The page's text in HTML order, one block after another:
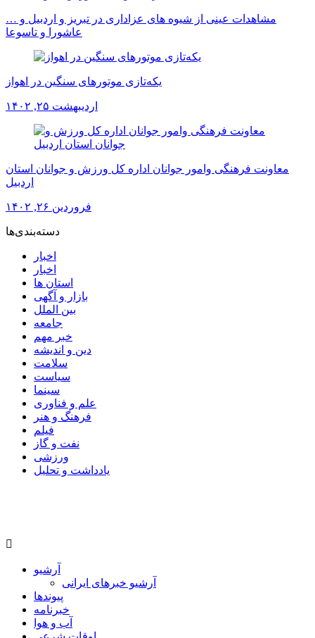
مشاهدات عینی از شیوه های عزاداری در تبریز و اردبیل و …
عاشورا و تاسوعا
یکه‌تازی موتورهای سنگین در اهواز
اردیبهشت ۲۵, ۱۴۰۲
معاونت فرهنگی وامور جوانان اداره کل ورزش و جوانان استان
اردبیل
فروردین ۲۶, ۱۴۰۲
دسته‌بندی‌ها
اخبار
اخبار
استان ها
بازار و آگهی
بین الملل
جامعه
خبر مهم
دین و اندیشه
سلامت
سیاست
سینما
علم و فناوری
فرهنگ و هنر
فیلم
نفت و گاز
ورزشی
یادداشت و تحلیل
آرشیو
آرشیو خبرهای ایرانی
پیوندها
خبرنامه
آب و هوا